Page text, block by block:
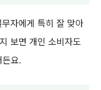
자에게 특히 잘 맞아
보면 개인 소비자도
요.